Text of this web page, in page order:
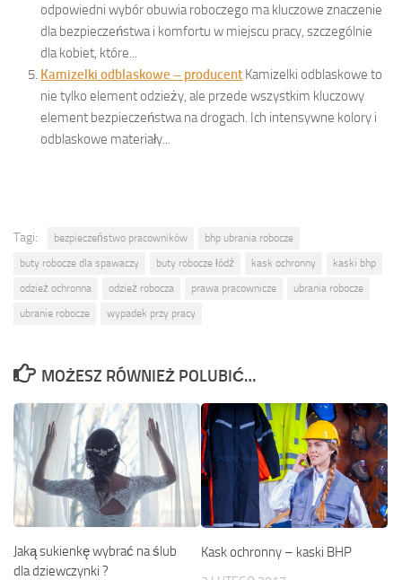
odpowiedni wybór obuwia roboczego ma kluczowe znaczenie
dla bezpieczeństwa i komfortu w miejscu pracy, szczególnie
dla kobiet, które...
Kamizelki odblaskowe – producent Kamizelki odblaskowe to
nie tylko element odzieży, ale przede wszystkim kluczowy
element bezpieczeństwa na drogach. Ich intensywne kolory i
odblaskowe materiały...
Tagi: bezpieczeństwo pracowników
bhp ubrania robocze
buty robocze dla spawaczy
buty robocze łódź kask ochronny
kaski bhp
odzież ochronna
odzież robocza prawa pracownicze
ubrania robocze
ubranie robocze
wypadek przy pracy
MOŻESZ RÓWNIEŻ POLUBIĆ…
Jaką sukienkę wybrać na ślub
dla dziewczynki ?
Kask ochronny – kaski BHP